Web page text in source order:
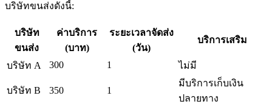
บริษัทขนส่งดังนี้:
บริษัท
ขนส่ง
ค่าบริการ
(บาท)
ระยะเวลาจัดส่ง
(วัน)
บริการเสริม
บริษัท A 300 1 ไม่มี
บริษัท B 350 1
มีบริการเก็บเงิน
ปลายทาง